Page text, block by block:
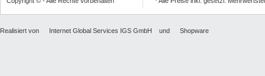
Realisiert von Internet Global Services IGS GmbH und Shopware